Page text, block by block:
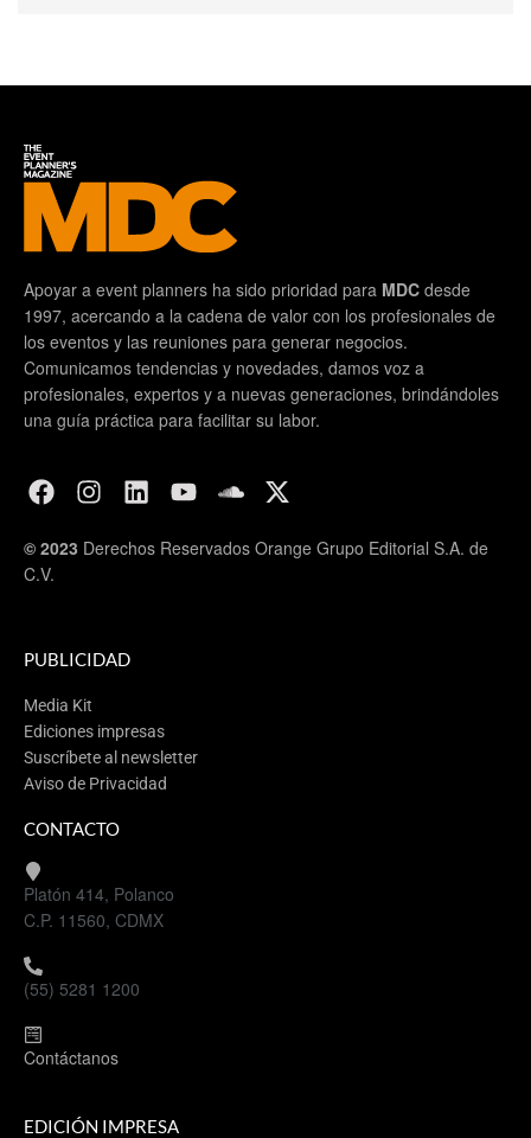
Apoyar a event planners ha sido prioridad para MDC desde
1997, acercando a la cadena de valor con los profesionales de
los eventos y las reuniones para generar negocios.
Comunicamos tendencias y novedades, damos voz a
profesionales, expertos y a nuevas generaciones, brindándoles
una guía práctica para facilitar su labor.
© 2023 Derechos Reservados Orange Grupo Editorial S.A. de
C.V.
PUBLICIDAD
Media Kit
Ediciones impresas
Suscríbete al newsletter
Aviso de Privacidad
CONTACTO
Platón 414, Polanco
C.P. 11560, CDMX
(55) 5281 1200
Contáctanos
EDICIÓN IMPRESA